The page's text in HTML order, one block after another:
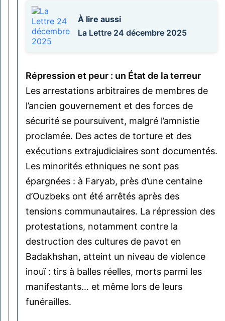
À lire aussi
La Lettre 24 décembre 2025
Répression et peur : un État de la terreur
Les arrestations arbitraires de membres de
l’ancien gouvernement et des forces de
sécurité se poursuivent, malgré l’amnistie
proclamée. Des actes de torture et des
exécutions extrajudiciaires sont documentés.
Les minorités ethniques ne sont pas
épargnées : à Faryab, près d’une centaine
d’Ouzbeks ont été arrêtés après des
tensions communautaires. La répression des
protestations, notamment contre la
destruction des cultures de pavot en
Badakhshan, atteint un niveau de violence
inouï : tirs à balles réelles, morts parmi les
manifestants… et même lors de leurs
funérailles.